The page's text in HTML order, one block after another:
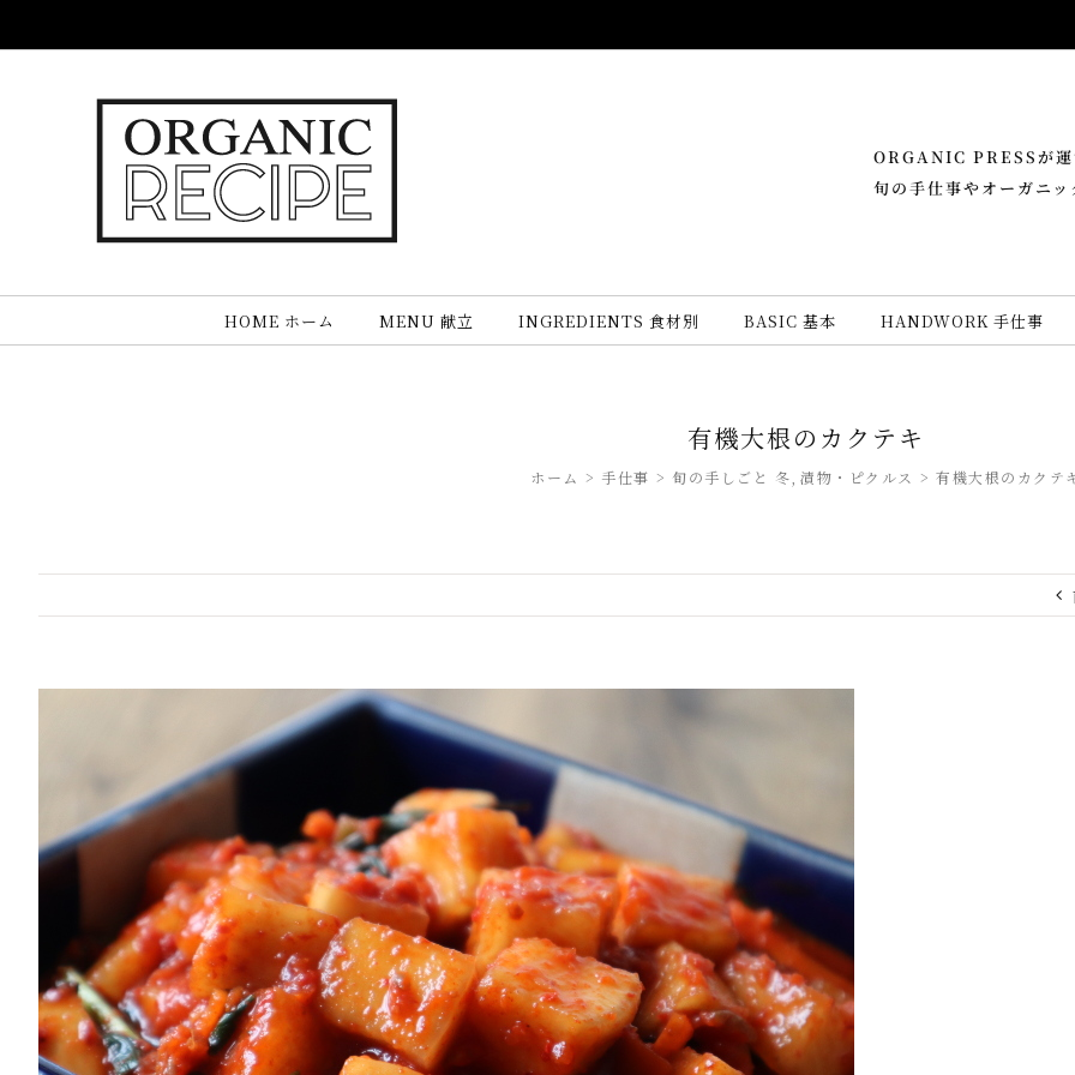
to
ORGANIC PRESSが運
旬の手仕事やオーガニ
HOME ホーム MENU 献立 INGREDIENTS 食材別 BASIC 基本 HANDWORK 手仕事
有機大根のカクテキ
ホーム 手仕事 旬の手しごと 冬 漬物・ピクルス 有機大根のカクテ